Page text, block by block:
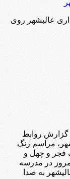
عوارضی مصوب ۱۴۰۵ شهرداری عالیشهر روی
گزارش روابط
مراسم زنگ
فجر و چهل و
در مدرسه
به صدا